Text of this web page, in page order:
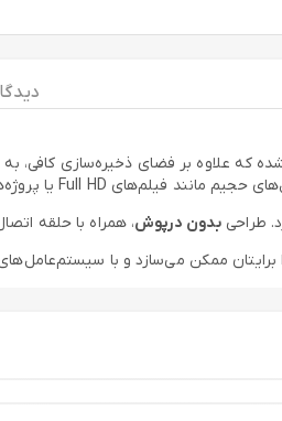
که علاوه بر فضای ذخیره‌سازی کافی، به
طراحی بدون درپوش، همراه با حلقه